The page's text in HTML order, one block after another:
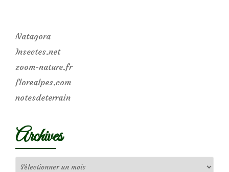
Natagora
Insectes.net
zoom-nature.fr
florealpes.com
notesdeterrain
Archives